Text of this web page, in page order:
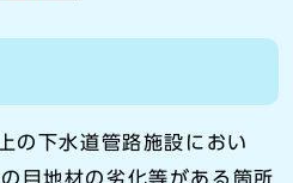
下水道管路施設におい
目地材の劣化等がある箇所